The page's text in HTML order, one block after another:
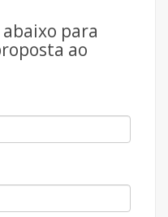
para
ao